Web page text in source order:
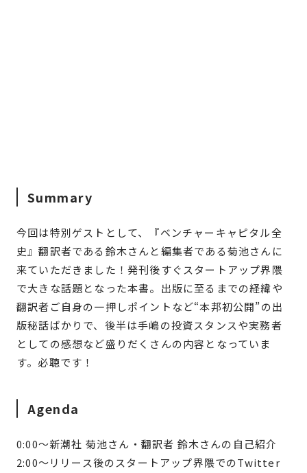
Summary
今回は特別ゲストとして、『ベンチャーキャピタル全
史』翻訳者である鈴木さんと編集者である菊池さんに
来ていただきました！発刊後すぐスタートアップ界隈
で大きな話題となった本書。出版に至るまでの経緯や
翻訳者ご自身の一押しポイントなど“本邦初公開”の出
版秘話ばかりで、後半は手嶋の投資スタンスや実務者
としての感想など盛りだくさんの内容となっていま
す。必聴です！
Agenda
0:00〜新潮社 菊池さん・翻訳者 鈴木さんの自己紹介
2:00〜リリース後のスタートアップ界隈でのTwitter